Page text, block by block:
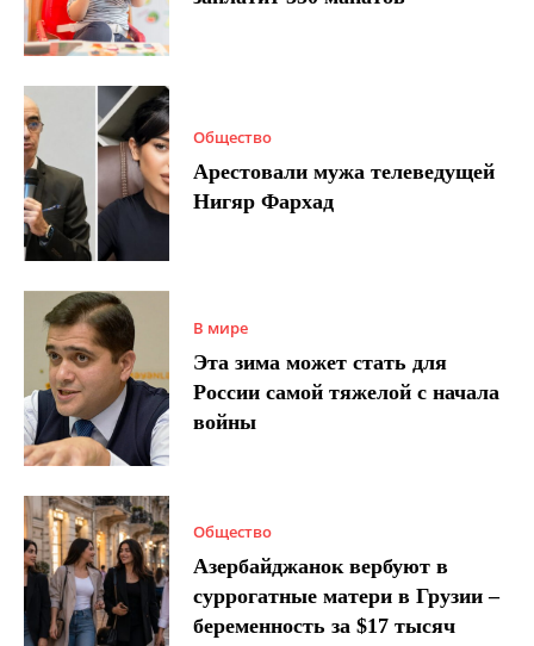
Общество
Арестовали мужа телеведущей
Нигяр Фархад
В мире
Эта зима может стать для
России самой тяжелой с начала
войны
Общество
Азербайджанок вербуют в
суррогатные матери в Грузии –
беременность за $17 тысяч